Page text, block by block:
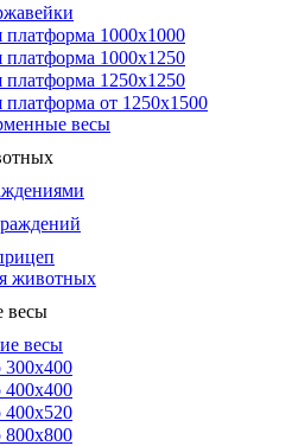
1000х1000
1000х1250
1250х1250
от 1250х1500
весы
животных
весы
весы